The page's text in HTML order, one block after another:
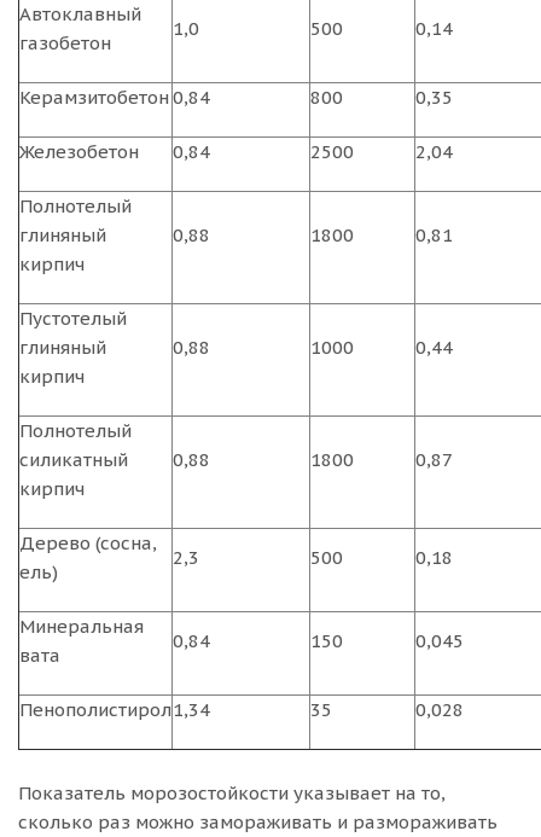
Автоклавный
газобетон
1,0 500 0,14
Керамзитобетон0,84 800 0,35
Железобетон 0,84 2500 2,04
Полнотелый
глиняный
кирпич
0,88 1800 0,81
Пустотелый
глиняный
кирпич
0,88 1000 0,44
Полнотелый
силикатный
кирпич
0,88 1800 0,87
Дерево (сосна,
ель)
2,3 500 0,18
Минеральная
вата
0,84 150 0,045
Пенополистирол1,34 35 0,028
Показатель морозостойкости указывает на то,
сколько раз можно замораживать и размораживать